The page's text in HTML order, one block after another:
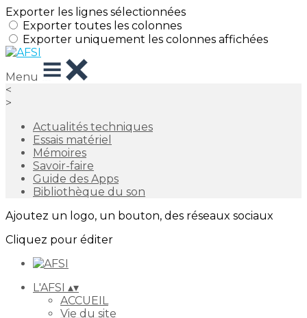
Exporter les lignes sélectionnées
Exporter toutes les colonnes
Exporter uniquement les colonnes affichées
Menu
<
>
Actualités techniques
Essais matériel
Mémoires
Savoir-faire
Guide des Apps
Bibliothèque du son
Ajoutez un logo, un bouton, des réseaux sociaux
Cliquez pour éditer
L'AFSI ▴▾
ACCUEIL
Vie du site